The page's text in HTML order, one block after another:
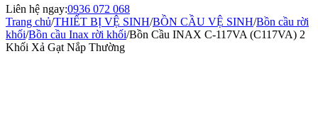
Liên hệ ngay:0936 072 068
Trang chủ/THIẾT BỊ VỆ SINH/BỒN CẦU VỆ SINH/Bồn cầu rời
khối/Bồn cầu Inax rời khối/Bồn Cầu INAX C-117VA (C117VA) 2
Khối Xả Gạt Nắp Thường